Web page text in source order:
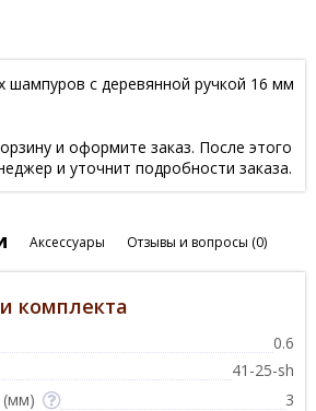
шампуров с деревянной ручкой 16 мм
и оформите заказ. После этого
и уточнит подробности заказа.
Аксессуары Отзывы и вопросы (0)
комплекта
0.6
41-25-sh
(мм)
3